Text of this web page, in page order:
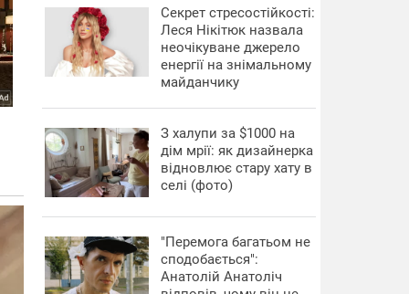
Секрет стресостійкості:
Леся Нікітюк назвала
неочікуване джерело
енергії на знімальному
майданчику
З халупи за $1000 на
дім мрії: як дизайнерка
відновлює стару хату в
селі (фото)
"Перемога багатьом не
сподобається":
Анатолій Анатоліч